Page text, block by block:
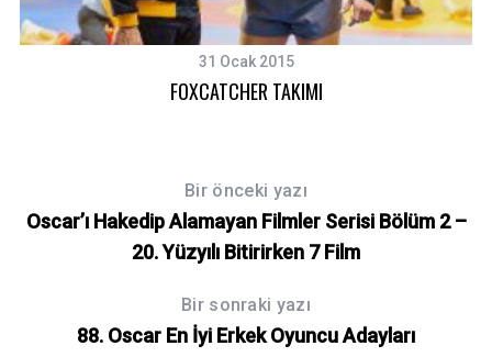
31 Ocak 2015
FOXCATCHER TAKIMI
Bir önceki yazı
Oscar’ı Hakedip Alamayan Filmler Serisi Bölüm 2 –
20. Yüzyılı Bitirirken 7 Film
Bir sonraki yazı
88. Oscar En İyi Erkek Oyuncu Adayları
r
c